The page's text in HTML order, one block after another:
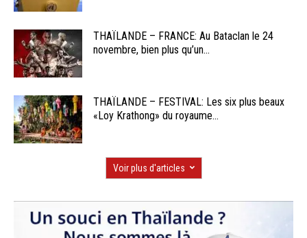
THAÏLANDE – FRANCE: Au Bataclan le 24
novembre, bien plus qu’un...
THAÏLANDE – FESTIVAL: Les six plus beaux
«Loy Krathong» du royaume...
Voir plus d'articles